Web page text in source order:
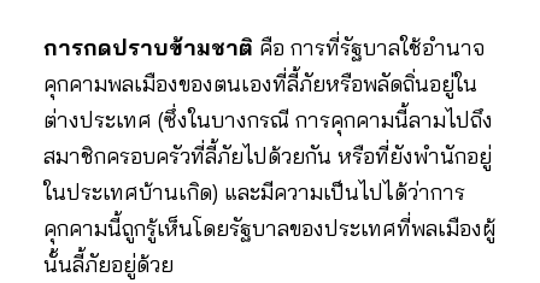
การกดปราบข้ามชาติ คือ การที่รัฐบาลใช้อำนาจ
คุกคามพลเมืองของตนเองที่ลี้ภัยหรือพลัดถิ่นอยู่ใน
ต่างประเทศ (ซึ่งในบางกรณี การคุกคามนี้ลามไปถึง
สมาชิกครอบครัวที่ลี้ภัยไปด้วยกัน หรือที่ยังพำนักอยู่
ในประเทศบ้านเกิด) และมีความเป็นไปได้ว่าการ
คุกคามนี้ถูกรู้เห็นโดยรัฐบาลของประเทศที่พลเมืองผู้
นั้นลี้ภัยอยู่ด้วย